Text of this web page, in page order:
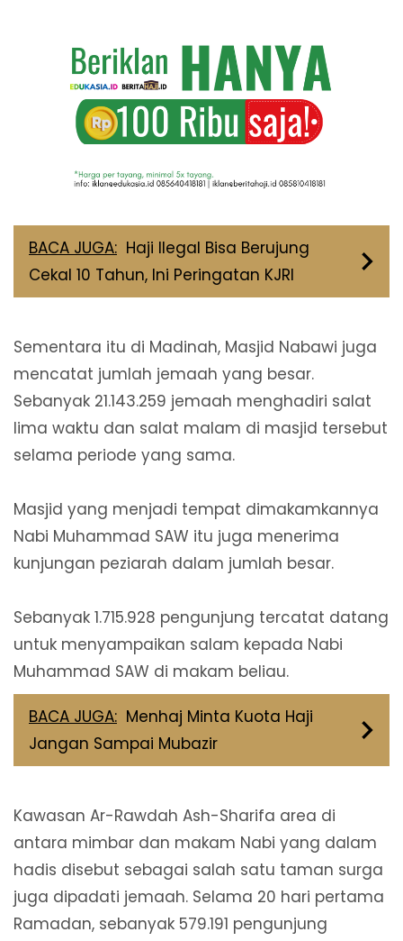
BACA JUGA: Haji Ilegal Bisa Berujung
Cekal 10 Tahun, Ini Peringatan KJRI
Sementara itu di Madinah, Masjid Nabawi juga
mencatat jumlah jemaah yang besar.
Sebanyak 21.143.259 jemaah menghadiri salat
lima waktu dan salat malam di masjid tersebut
selama periode yang sama.
Masjid yang menjadi tempat dimakamkannya
Nabi Muhammad SAW itu juga menerima
kunjungan peziarah dalam jumlah besar.
Sebanyak 1.715.928 pengunjung tercatat datang
untuk menyampaikan salam kepada Nabi
Muhammad SAW di makam beliau.
BACA JUGA: Menhaj Minta Kuota Haji
Jangan Sampai Mubazir
Kawasan Ar-Rawdah Ash-Sharifa area di
antara mimbar dan makam Nabi yang dalam
hadis disebut sebagai salah satu taman surga
juga dipadati jemaah. Selama 20 hari pertama
Ramadan, sebanyak 579.191 pengunjung